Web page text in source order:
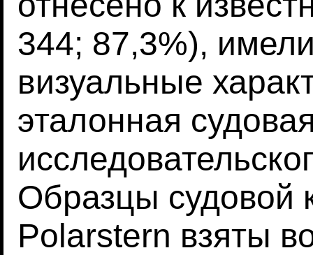
344; 87,3%),
визуальные
эталонная
Образцы судовой
Polarstern взяты